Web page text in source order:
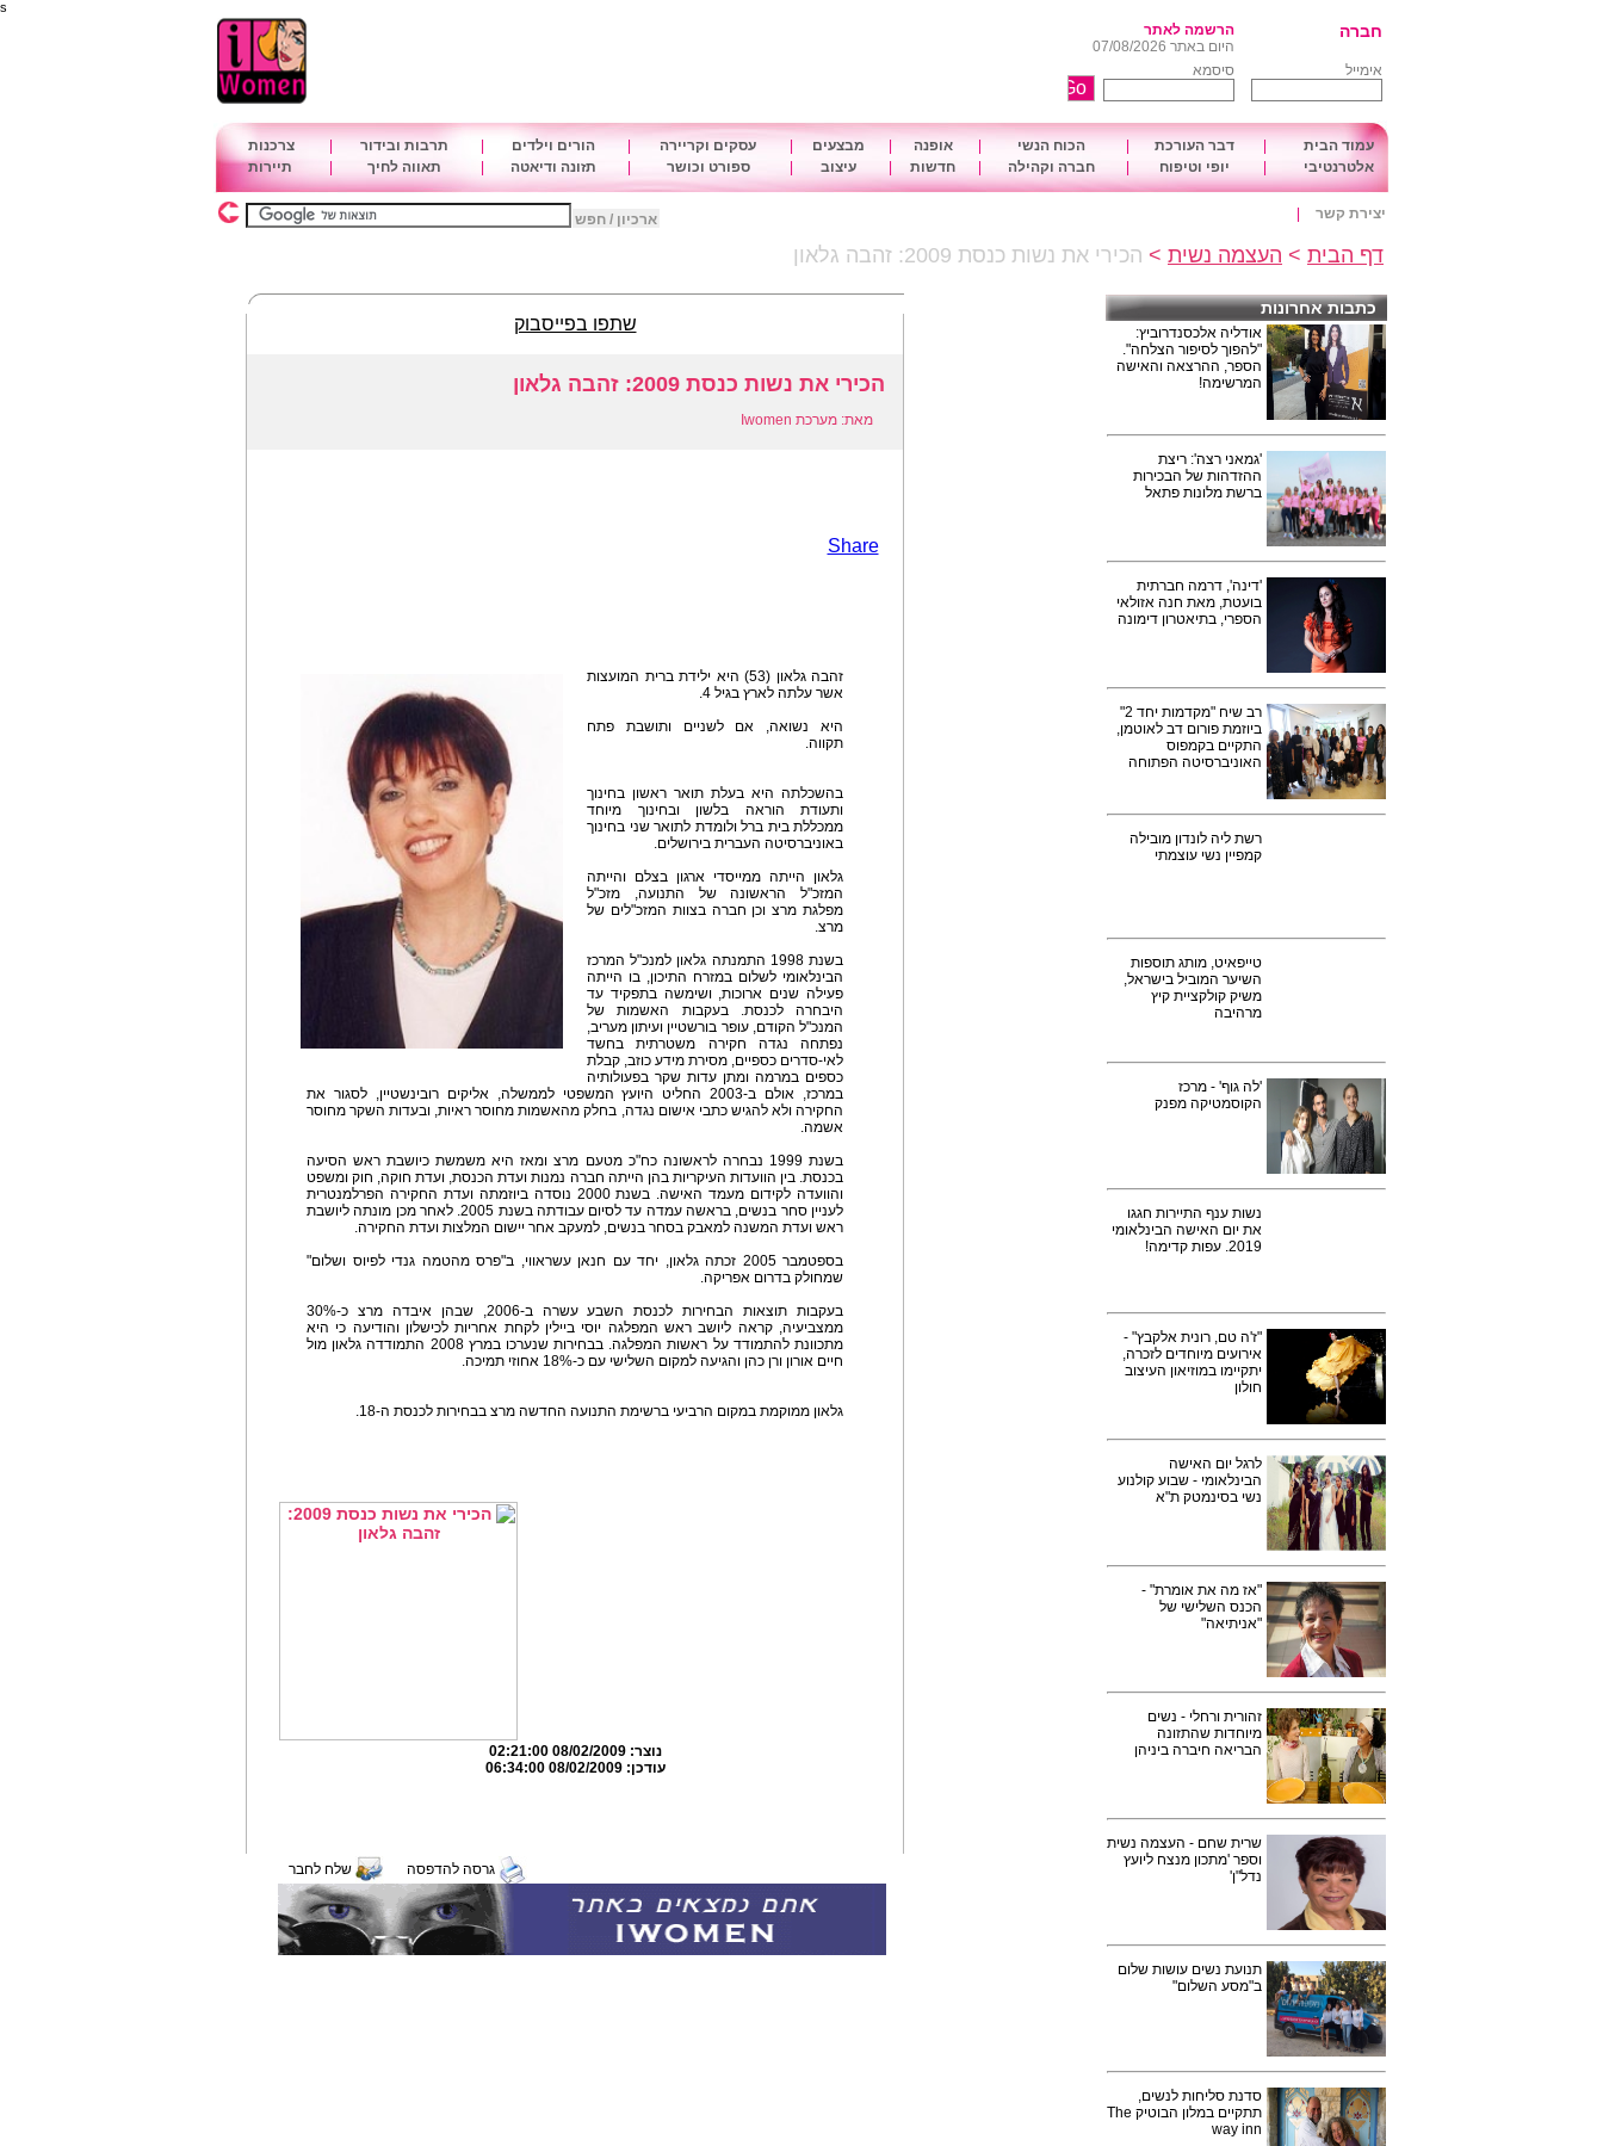
s
חברה
הרשמה לאתר
היום באתר 07/08/2026
אימייל
סיסמא
עמוד הבית דבר העורכת הכוח הנשי אופנה מבצעים עסקים וקריירה הורים וילדים תרבות ובידור
צרכנות
אלטרנטיבי
יופי וטיפוח חברה וקהילה חדשות עיצוב ספורט וכושר תזונה ודיאטה תאווה לחיך תיירות
יצירת קשר ארכיון / חפש
דף הבית > העצמה נשית > הכירי את נשות כנסת 2009: זהבה גלאון
כתבות אחרונות
אודליה אלכסנדרוביץ:
"להפוך לסיפור הצלחה".
הספר, ההרצאה והאישה
המרשימה!
'גמאני רצה': ריצת
ההזדהות של הבכירות
ברשת מלונות פתאל
'דינה', דרמה חברתית
בועטת, מאת חנה אזולאי
הספרי, בתיאטרון דימונה
רב שיח "מקדמות יחד 2"
ביוזמת פורום דב לאוטמן,
התקיים בקמפוס
האוניברסיטה הפתוחה
רשת ליה לונדון מובילה
קמפיין נשי עוצמתי
טייפאיט, מותג תוספות
השיער המוביל בישראל,
משיק קולקציית קיץ
מרהיבה
'לה גוף' - מרכז
הקוסמטיקה מפנק
נשות ענף התיירות חגגו
את יום האישה הבינלאומי
2019. עפות קדימה!
"ז'ה טם, רונית אלקבץ" -
אירועים מיוחדים לזכרה,
יתקיימו במוזיאון העיצוב
חולון
לרגל יום האישה
הבינלאומי - שבוע קולנוע
נשי בסינמטק ת"א
"אז מה את אומרת" -
הכנס השלישי של
"אניתיאה"
זהורית ורחלי - נשים
מיוחדות שהתזונה
הבריאה חיברה ביניהן
שרית שחם - העצמה נשית
וספר 'מתכון מנצח ליועץ
נדל"ן'
תנועת נשים עושות שלום
ב"מסע השלום"
סדנת סליחות לנשים,
תתקיים במלון הבוטיק The
way inn
שתפו בפייסבוק
הכירי את נשות כנסת 2009: זהבה גלאון
מאת: מערכת Iwomen
Share
זהבה גלאון (53) היא ילידת ברית המועצות
אשר עלתה לארץ בגיל 4.
היא נשואה, אם לשניים ותושבת פתח
תקווה.
בהשכלתה היא בעלת תואר ראשון בחינוך
ותעודת הוראה בלשון ובחינוך מיוחד
ממכללת בית ברל ולומדת לתואר שני בחינוך
באוניברסיטה העברית בירושלים.
גלאון הייתה ממייסדי ארגון בצלם והייתה
המזכ"ל הראשונה של התנועה, מזכ"ל
מפלגת מרצ וכן חברה בצוות המזכ"לים של
מרצ.
בשנת 1998 התמנתה גלאון למנכ"ל המרכז
הבינלאומי לשלום במזרח התיכון, בו הייתה
פעילה שנים ארוכות, ושימשה בתפקיד עד
היבחרה לכנסת. בעקבות האשמות של
המנכ"ל הקודם, עופר בורשטיין ועיתון מעריב,
נפתחה נגדה חקירה משטרתית בחשד
לאי-סדרים כספיים, מסירת מידע כוזב, קבלת
כספים במרמה ומתן עדות שקר בפעולותיה
במרכז, אולם ב-2003 החליט היועץ המשפטי לממשלה, אליקים רובינשטיין, לסגור את
החקירה ולא להגיש כתבי אישום נגדה, בחלק מהאשמות מחוסר ראיות, ובעדות השקר מחוסר
אשמה.
בשנת 1999 נבחרה לראשונה כח"כ מטעם מרצ ומאז היא משמשת כיושבת ראש הסיעה
בכנסת. בין הוועדות העיקריות בהן הייתה חברה נמנות ועדת הכנסת, ועדת חוקה, חוק ומשפט
והוועדה לקידום מעמד האישה. בשנת 2000 נוסדה ביוזמתה ועדת החקירה הפרלמנטרית
לעניין סחר בנשים, בראשה עמדה עד לסיום עבודתה בשנת 2005. לאחר מכן מונתה ליושבת
ראש ועדת המשנה למאבק בסחר בנשים, למעקב אחר יישום המלצות ועדת החקירה.
בספטמבר 2005 זכתה גלאון, יחד עם חנאן עשראווי, ב"פרס מהטמה גנדי לפיוס ושלום"
שמחולק בדרום אפריקה.
בעקבות תוצאות הבחירות לכנסת השבע עשרה ב-2006, שבהן איבדה מרצ כ-30%
ממצביעיה, קראה ליושב ראש המפלגה יוסי ביילין לקחת אחריות לכישלון והודיעה כי היא
מתכוונת להתמודד על ראשות המפלגה. בבחירות שנערכו במרץ 2008 התמודדה גלאון מול
חיים אורון ורן כהן והגיעה למקום השלישי עם כ-18% אחוזי תמיכה.
גלאון ממוקמת במקום הרביעי ברשימת התנועה החדשה מרצ בבחירות לכנסת ה-18.
נוצר:08/02/2009 02:21:00
עודכן:08/02/2009 06:34:00
גרסה להדפסה שלח לחבר